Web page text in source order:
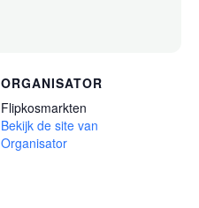
ORGANISATOR
Flipkosmarkten
Bekijk de site van
Organisator